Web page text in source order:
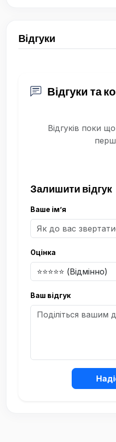
Відгуки
Відгуки та
Відгуків поки
Залишити відгук
Ваше ім’я
Оцінка
Ваш відгук